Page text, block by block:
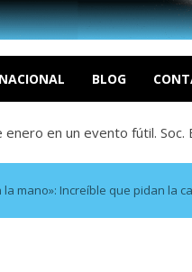
BLOG
R AGOSTO 8, 2026
Realpolitik y el
García AGOSTO 7, 2026
en un evento fútil. Soc.
Luis Centeno S AGOSTO
R AGOSTO 8, 2026
Realpolitik y el
García AGOSTO 7, 2026
mano»: Increíble que pidan la